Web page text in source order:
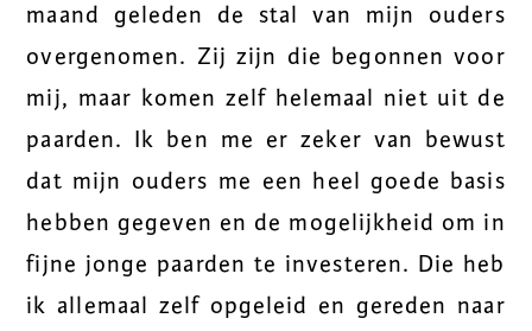
maand geleden de stal van mijn ouders
overgenomen. Zij zijn die begonnen voor
mij, maar komen zelf helemaal niet uit de
paarden. Ik ben me er zeker van bewust
dat mijn ouders me een heel goede basis
hebben gegeven en de mogelijkheid om in
fijne jonge paarden te investeren. Die heb
ik allemaal zelf opgeleid en gereden naar